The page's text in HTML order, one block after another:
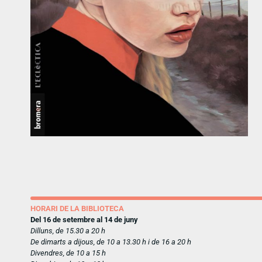
HORARI DE LA BIBLIOTECA
Del 16 de setembre al 14 de juny
Dilluns, de 15.30 a 20 h
De dimarts a dijous, de 10 a 13.30 h i de 16 a 20 h
Divendres, de 10 a 15 h